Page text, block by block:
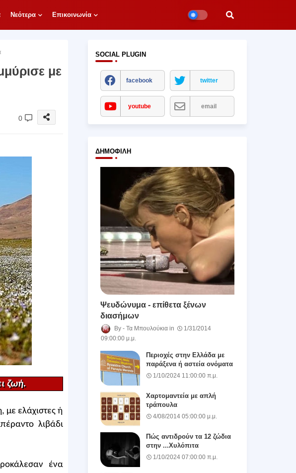
Νεότερα Επικοινωνία
με
0
ζωή.
με ελάχιστες ή
λιβάδι
ένα
SOCIAL PLUGIN
facebook twitter
youtube email
ΔΗΜΟΦΙΛΉ
Ψευδώνυμα - επίθετα ξένων
διασήμων
Τα Μπουλούκια
1/31/2014
09:00:00 μ.μ.
Περιοχές στην Ελλάδα με
παράξενα ή αστεία ονόματα
1/10/2024 11:00:00 π.μ.
Χαρτομαντεία με απλή
τράπουλα
4/08/2014 05:00:00 μ.μ.
Πώς αντιδρούν τα 12 ζώδια
στην ...Χυλόπιτα
1/10/2024 07:00:00 π.μ.